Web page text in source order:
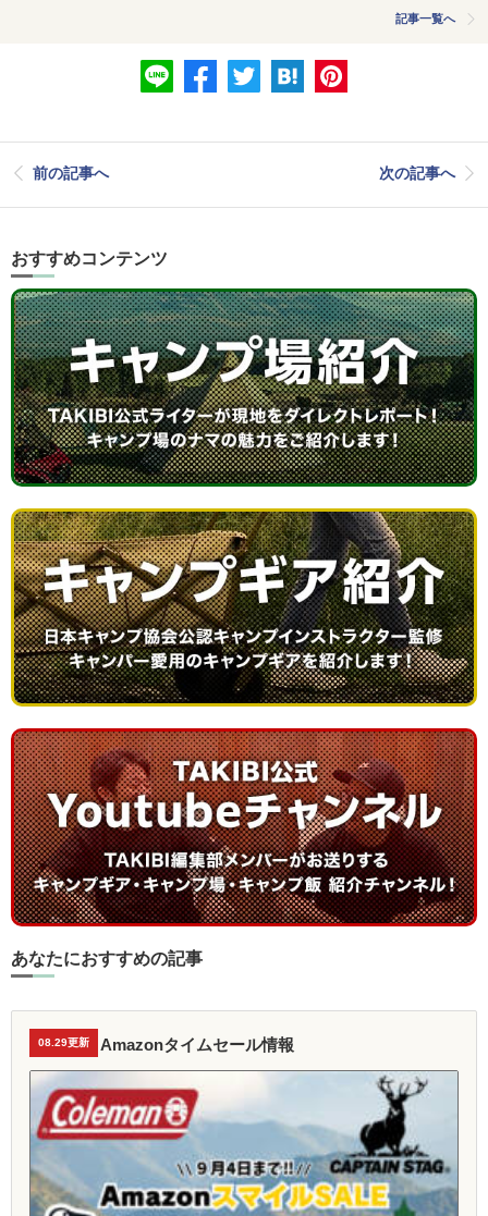
記事一覧へ
前の記事へ 次の記事へ
おすすめコンテンツ
あなたにおすすめの記事
08.29更新 Amazonタイムセール情報